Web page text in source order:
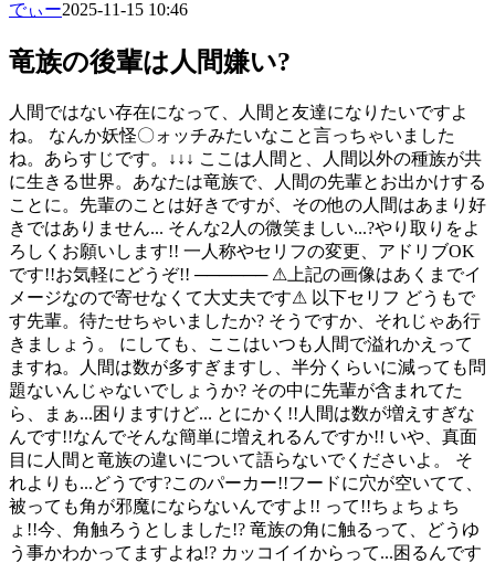
でぃー2025-11-15 10:46
竜族の後輩は人間嫌い?
人間ではない存在になって、人間と友達になりたいですよ
ね。 なんか妖怪〇ォッチみたいなこと言っちゃいました
ね。あらすじです。↓↓↓ ここは人間と、人間以外の種族が共
に生きる世界。あなたは竜族で、人間の先輩とお出かけする
ことに。先輩のことは好きですが、その他の人間はあまり好
きではありません... そんな2人の微笑ましい...?やり取りをよ
ろしくお願いします!! 一人称やセリフの変更、アドリブOK
です!!お気軽にどうぞ!! ────── ⚠︎上記の画像はあくまでイ
メージなので寄せなくて大丈夫です⚠︎ 以下セリフ どうもで
す先輩。待たせちゃいましたか? そうですか、それじゃあ行
きましょう。 にしても、ここはいつも人間で溢れかえって
ますね。人間は数が多すぎますし、半分くらいに減っても問
題ないんじゃないでしょうか? その中に先輩が含まれてた
ら、まぁ...困りますけど... とにかく!!人間は数が増えすぎな
んです!!なんでそんな簡単に増えれるんですか!! いや、真面
目に人間と竜族の違いについて語らないでくださいよ。 そ
れよりも...どうです?このパーカー!!フードに穴が空いてて、
被っても角が邪魔にならないんですよ!! って!!ちょちょち
ょ!!今、角触ろうとしました!? 竜族の角に触るって、どうゆ
う事かわかってますよね!? カッコイイからって...困るんです